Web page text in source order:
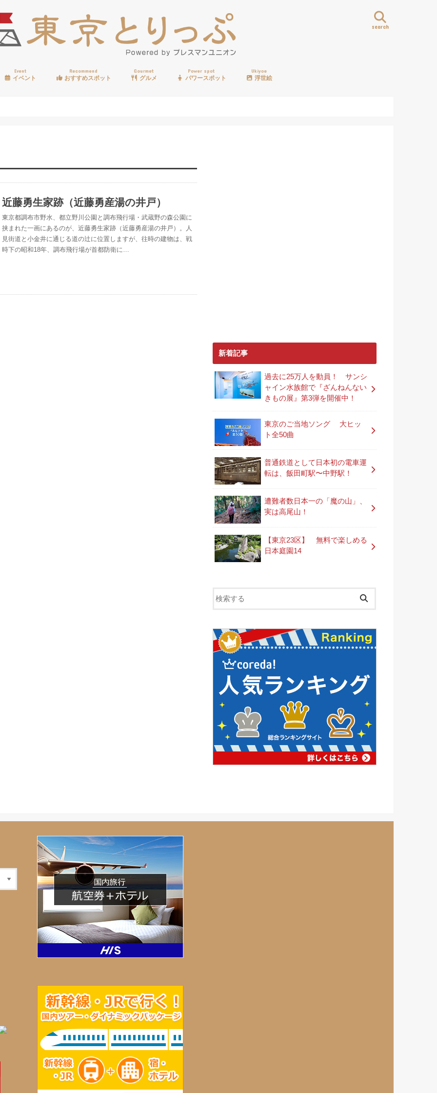
search
Event
イベント
Recommend
おすすめスポット
Gourmet
グルメ
Power spot
パワースポット
Ukiyoe
浮世絵
近藤勇生家跡（近藤勇産湯の井戸）
東京都調布市野水、都立野川公園と調布飛行場・武蔵野の森公園に
挟まれた一画にあるのが、近藤勇生家跡（近藤勇産湯の井戸）。人
見街道と小金井に通じる道の辻に位置しますが、往時の建物は、戦
時下の昭和18年、調布飛行場が首都防衛に…
新着記事
過去に25万人を動員！ サンシ
ャイン水族館で『ざんねんない
きもの展』第3弾を開催中！
東京のご当地ソング 大ヒッ
ト全50曲
普通鉄道として日本初の電車運
転は、飯田町駅〜中野駅！
遭難者数日本一の「魔の山」、
実は高尾山！
【東京23区】 無料で楽しめる
日本庭園14